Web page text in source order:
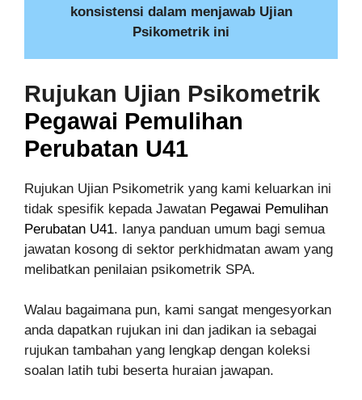
konsistensi dalam menjawab Ujian
Psikometrik ini
Rujukan Ujian Psikometrik
Pegawai Pemulihan
Perubatan U41
Rujukan Ujian Psikometrik yang kami keluarkan ini
tidak spesifik kepada Jawatan Pegawai Pemulihan
Perubatan U41. Ianya panduan umum bagi semua
jawatan kosong di sektor perkhidmatan awam yang
melibatkan penilaian psikometrik SPA.
Walau bagaimana pun, kami sangat mengesyorkan
anda dapatkan rujukan ini dan jadikan ia sebagai
rujukan tambahan yang lengkap dengan koleksi
soalan latih tubi beserta huraian jawapan.